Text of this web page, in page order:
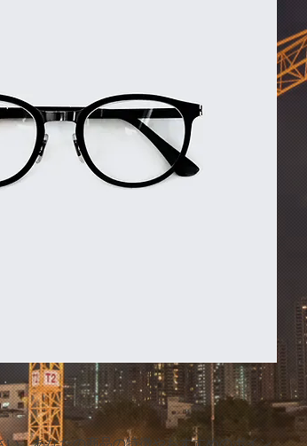
。あなたの商品の特徴やおすすめのポイン